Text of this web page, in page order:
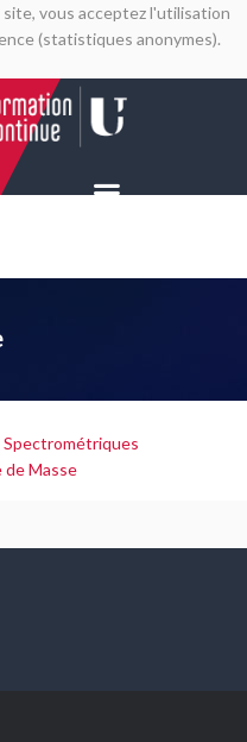
vous acceptez l'utilisation
(statistiques anonymes).
Spectrométriques
de Masse